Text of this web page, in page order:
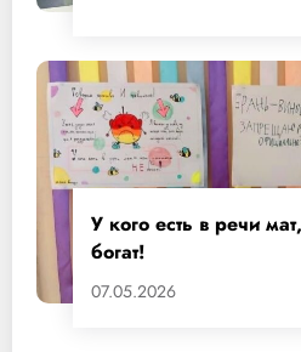
У кого есть в речи
богат!
07.05.2026